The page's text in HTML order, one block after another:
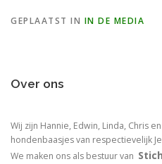
GEPLAATST IN IN DE MEDIA
Over ons
Wij zijn Hannie, Edwin, Linda, Chris
hondenbaasjes van respectievelijk
We maken ons als bestuur van